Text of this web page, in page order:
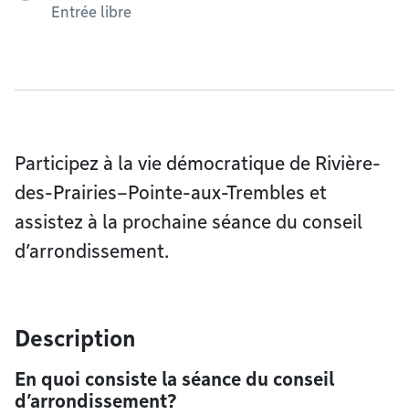
Entrée libre
Participez à la vie démocratique de Rivière-
des-Prairies–Pointe-aux-Trembles et
assistez à la prochaine séance du conseil
d’arrondissement.
Description
En quoi consiste la séance du conseil
d’arrondissement?